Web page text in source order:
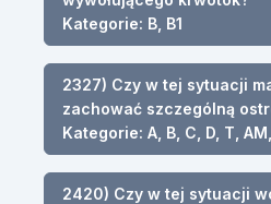
Kategorie: B, B1
2327) Czy w tej sytuacji
zachować szczególną
Kategorie: A, B, C, D, T, AM,
2420) Czy w tej sytuacji